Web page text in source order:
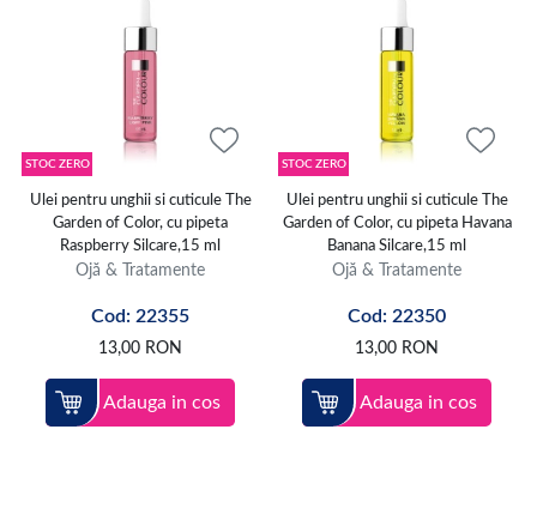
STOC ZERO
Ulei pentru unghii si cuticule The
Garden of Color, cu pipeta
Raspberry Silcare,15 ml
Ojă & Tratamente
Cod: 22355
13,00 RON
Adauga in cos
STOC ZERO
Ulei pentru unghii si cuticule The
Garden of Color, cu pipeta Havana
Banana Silcare,15 ml
Ojă & Tratamente
Cod: 22350
13,00 RON
Adauga in cos